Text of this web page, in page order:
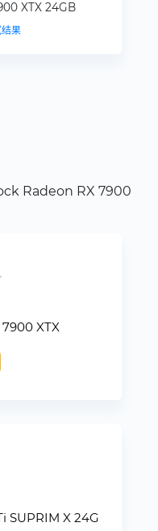
XTX 24GB
果
Radeon RX 7900
XTX
SUPRIM X 24G